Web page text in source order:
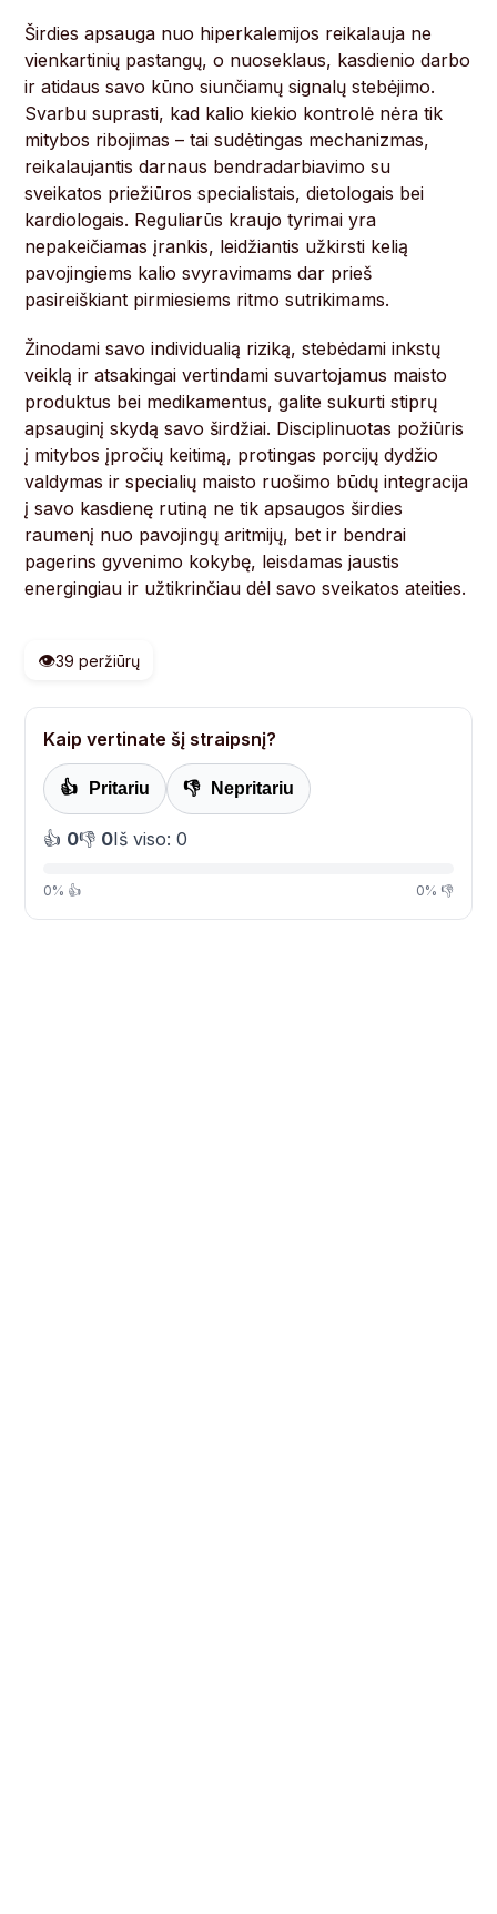
Širdies apsauga nuo hiperkalemijos reikalauja ne
vienkartinių pastangų, o nuoseklaus, kasdienio darbo
ir atidaus savo kūno siunčiamų signalų stebėjimo.
Svarbu suprasti, kad kalio kiekio kontrolė nėra tik
mitybos ribojimas – tai sudėtingas mechanizmas,
reikalaujantis darnaus bendradarbiavimo su
sveikatos priežiūros specialistais, dietologais bei
kardiologais. Reguliarūs kraujo tyrimai yra
nepakeičiamas įrankis, leidžiantis užkirsti kelią
pavojingiems kalio svyravimams dar prieš
pasireiškiant pirmiesiems ritmo sutrikimams.
Žinodami savo individualią riziką, stebėdami inkstų
veiklą ir atsakingai vertindami suvartojamus maisto
produktus bei medikamentus, galite sukurti stiprų
apsauginį skydą savo širdžiai. Disciplinuotas požiūris
į mitybos įpročių keitimą, protingas porcijų dydžio
valdymas ir specialių maisto ruošimo būdų integracija
į savo kasdienę rutiną ne tik apsaugos širdies
raumenį nuo pavojingų aritmijų, bet ir bendrai
pagerins gyvenimo kokybę, leisdamas jaustis
energingiau ir užtikrinčiau dėl savo sveikatos ateities.
👁️39 peržiūrų
Kaip vertinate šį straipsnį?
👍 Pritariu 👎 Nepritariu
👍 0👎 0Iš viso: 0
0% 👍 0% 👎